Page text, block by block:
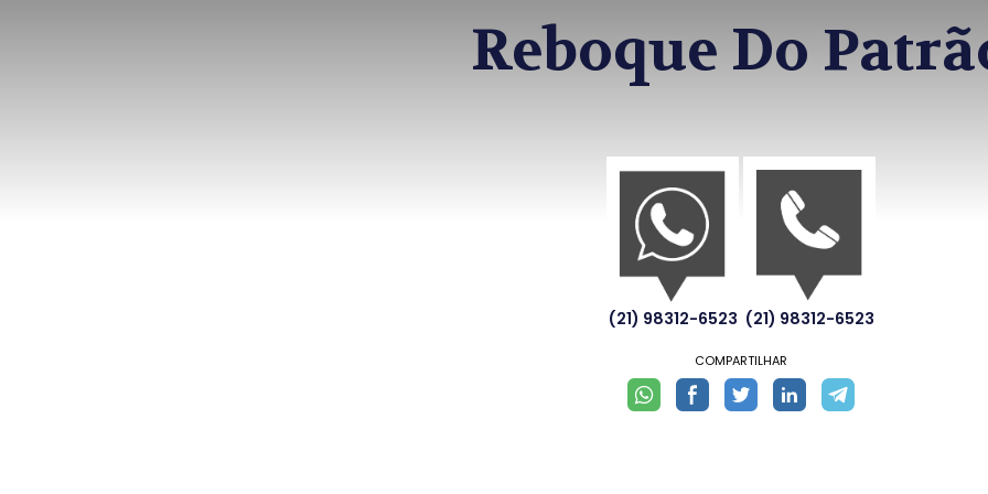
Reboque Do
(21) 98312-6523 (21) 98312-6523
COMPARTILHAR